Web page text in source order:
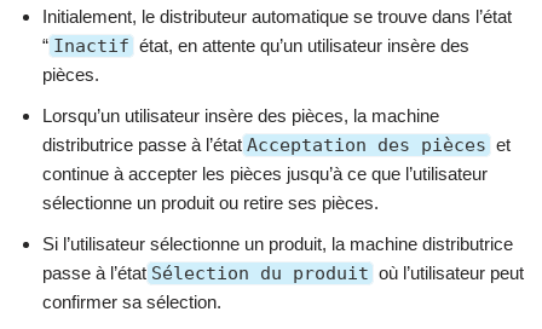
Initialement, le distributeur automatique se trouve dans l’état
“ Inactif état, en attente qu’un utilisateur insère des
pièces.
Lorsqu’un utilisateur insère des pièces, la machine
distributrice passe à l’état Acceptation des pièces et
continue à accepter les pièces jusqu’à ce que l’utilisateur
sélectionne un produit ou retire ses pièces.
Si l’utilisateur sélectionne un produit, la machine distributrice
passe à l’état Sélection du produit où l’utilisateur peut
confirmer sa sélection.